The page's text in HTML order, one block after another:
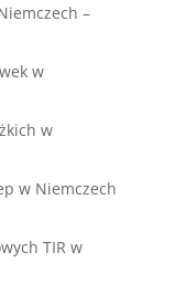
–
w
w
w Niemczech
TIR w